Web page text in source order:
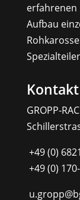
Aufbau
Kontakt
GROPP-
+49 (0)
+49 (0)